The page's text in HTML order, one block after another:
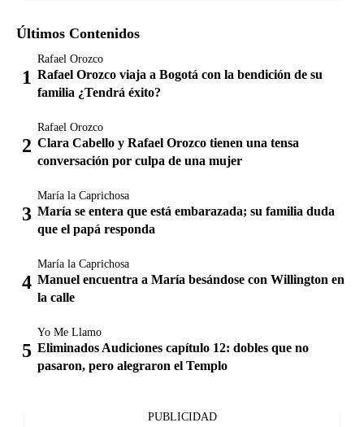
Últimos Contenidos
Rafael Orozco
Rafael Orozco viaja a Bogotá con la bendición de su
familia ¿Tendrá éxito?
Rafael Orozco
Clara Cabello y Rafael Orozco tienen una tensa
conversación por culpa de una mujer
María la Caprichosa
María se entera que está embarazada; su familia duda
que el papá responda
María la Caprichosa
Manuel encuentra a María besándose con Willington en
la calle
Yo Me Llamo
Eliminados Audiciones capítulo 12: dobles que no
pasaron, pero alegraron el Templo
PUBLICIDAD